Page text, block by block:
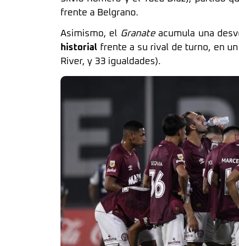
frente a Belgrano.
Asimismo, el Granateacumula una
historial frente a su rival de turno, en
River, y 33 igualdades).